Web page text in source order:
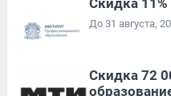
До 31 августа,
Скидка 72